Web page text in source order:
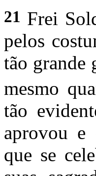
21 Frei
pelos
tão grande
mesmo
tão
aprovou e
que se